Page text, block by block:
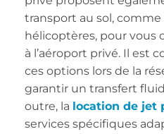
transport au sol,
hélicoptères, pour
à l’aéroport privé. Il est
ces options lors de la
garantir un transfert
outre, la location de jet
services spécifiques